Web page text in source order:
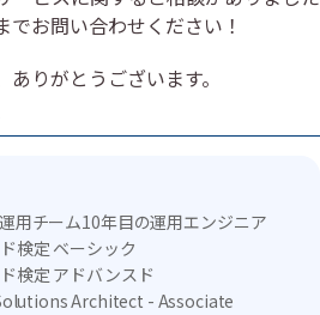
お問い合わせください！
りがとうございます。
用チーム10年目の運用エンジニア
検定 ベーシック
検定 アドバンスド
Architect - Associate